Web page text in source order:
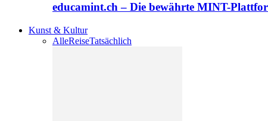
educamint.ch – Die bewährte MINT-
Kunst & Kultur
AlleReiseTatsächlich